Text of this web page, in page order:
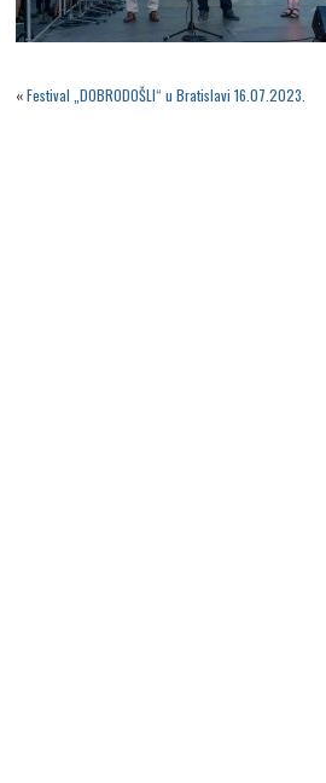
«Festival „DOBRODOŠLI“ u Bratislavi 16.07.2023.